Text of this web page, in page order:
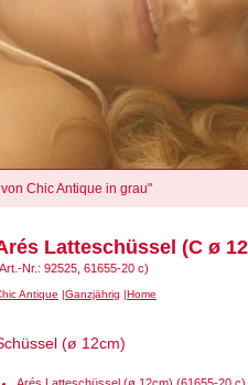
Chic Antique in grau"
Latteschüssel (C ø
Nr.: 92525, 61655-20 c)
Antique Ganzjährig Home
(ø 12cm)